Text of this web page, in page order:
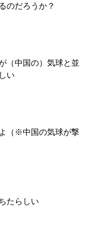
のだろうか？
中国の）気球と並
い
（※中国の気球が撃
たらしい